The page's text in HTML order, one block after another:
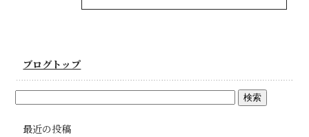
ブログトップ
最近の投稿